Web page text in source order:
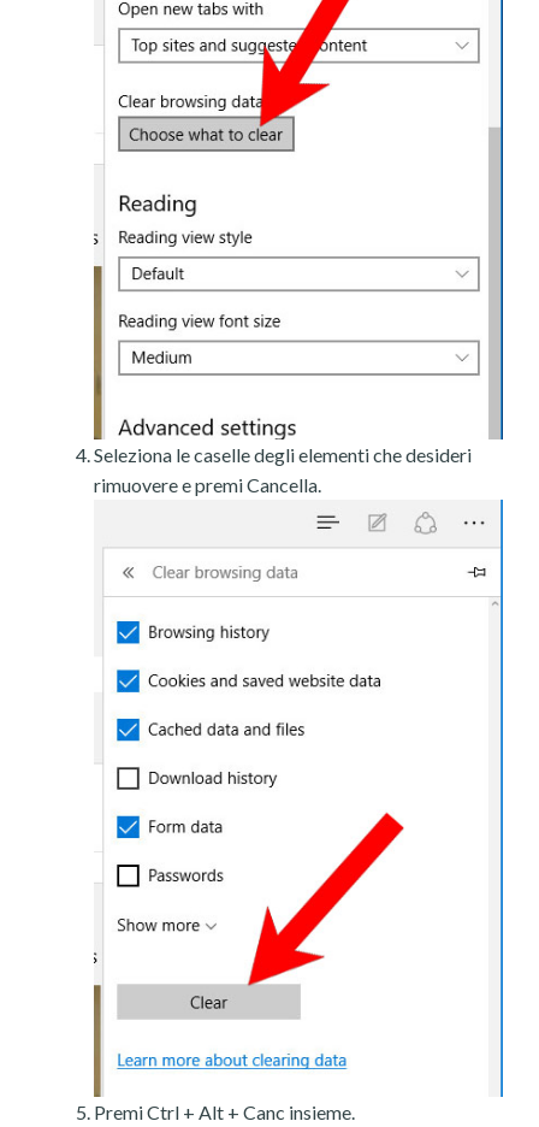
Seleziona le caselle degli elementi che desideri
rimuovere e premi Cancella.
Premi Ctrl + Alt + Canc insieme.